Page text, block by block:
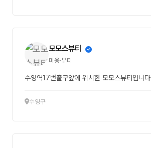
모모스뷰티
미용·뷰티
수영역17번출구앞에 위치한 모모스뷰티입니다
수영구